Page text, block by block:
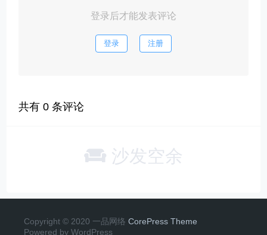
登录后才能发表评论
登录 注册
共有0 条评论
沙发空余
Copyright © 2020 一品网络 CorePress Theme
Powered by WordPress